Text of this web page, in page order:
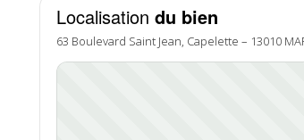
Localisationdu bien
63 Boulevard Saint Jean, Capelette – 13010